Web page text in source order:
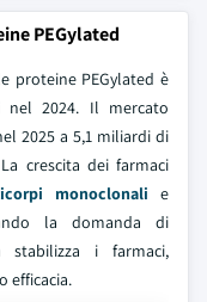
PEGylated
proteine PEGylated è
2024. Il mercato
2025 a 5,1 miliardi di
crescita dei farmaci
monoclonali e
la domanda di
stabilizza i farmaci,
efficacia.